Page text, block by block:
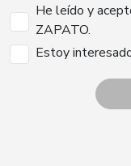
He leído y
ZAPATO.
Estoy